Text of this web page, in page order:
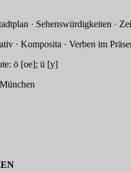
·
Verben im Präsens ·
[oe]; ü [y]